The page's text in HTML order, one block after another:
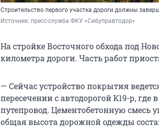
Строительство первого участка дороги должны
Источник: пресс-служба ФКУ «Сибуправтодор»
На стройке Восточного обхода под
километра дороги. Часть работ
— Сейчас устройство покрытия
пересечении с автодорогой К19-р,
путепровод. Цементобетонную смесь
общая высота дорожной одежды